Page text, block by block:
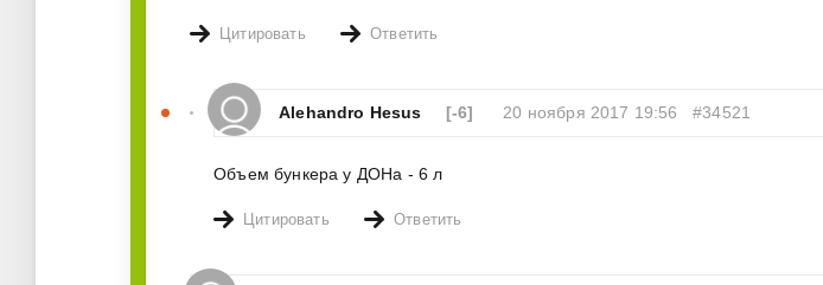
Цитировать Ответить
Alehandro Hesus [-6] 20 ноября 2017 19:56 #34521
Объем бункера у ДОНа - 6 л
Цитировать Ответить